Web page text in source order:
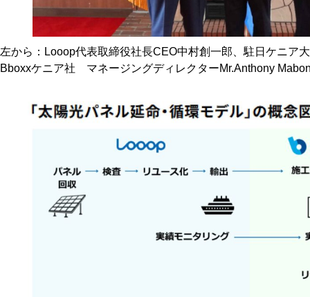
左から：Looop代表取締役社長CEO中村創一郎、駐日ケニア
Bboxxケニア社 マネージングディレクターMr.Anthony